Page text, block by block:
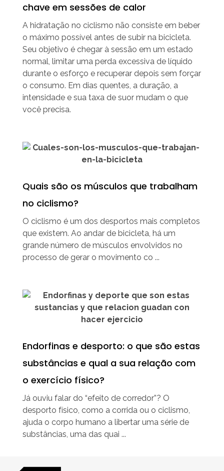
chave em sessões de calor
A hidratação no ciclismo não consiste em beber
o máximo possível antes de subir na bicicleta.
Seu objetivo é chegar à sessão em um estado
normal, limitar uma perda excessiva de líquido
durante o esforço e recuperar depois sem forçar
o consumo. Em dias quentes, a duração, a
intensidade e sua taxa de suor mudam o que
você precisa.
Quais são os músculos que trabalham
no ciclismo?
O ciclismo é um dos desportos mais completos
que existem. Ao andar de bicicleta, há um
grande número de músculos envolvidos no
processo de gerar o movimento co ...
Endorfinas e desporto: o que são estas
substâncias e qual a sua relação com
o exercício físico?
Já ouviu falar do “efeito de corredor”? O
desporto físico, como a corrida ou o ciclismo,
ajuda o corpo humano a libertar uma série de
substâncias, uma das quai ...